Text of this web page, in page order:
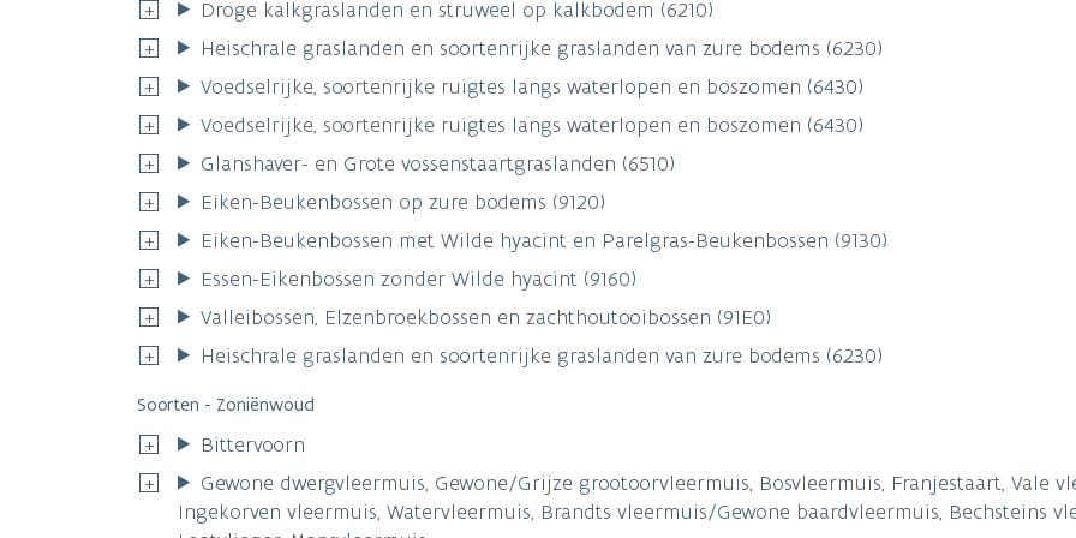
Droge kalkgraslanden en struweel op kalkbodem (6210)
Heischrale graslanden en soortenrijke graslanden van zure bodems (6230)
Voedselrijke, soortenrijke ruigtes langs waterlopen en boszomen (6430)
Voedselrijke, soortenrijke ruigtes langs waterlopen en boszomen (6430)
Glanshaver- en Grote vossenstaartgraslanden (6510)
Eiken-Beukenbossen op zure bodems (9120)
Eiken-Beukenbossen met Wilde hyacint en Parelgras-Beukenbossen (9130)
Essen-Eikenbossen zonder Wilde hyacint (9160)
Valleibossen, Elzenbroekbossen en zachthoutooibossen (91E0)
Heischrale graslanden en soortenrijke graslanden van zure bodems (6230)
Soorten - Zoniënwoud
Bittervoorn
Gewone dwergvleermuis, Gewone/Grijze grootoorvleermuis, Bosvleermuis, Franjestaart, Vale
Ingekorven vleermuis, Watervleermuis, Brandts vleermuis/Gewone baardvleermuis, Bechsteins